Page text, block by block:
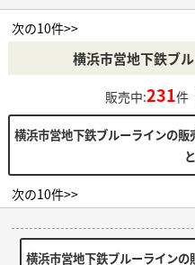
次の10件>>
横浜市営地下鉄ブ
販売中:231件
横浜市営地下鉄ブルーラインの
次の10件>>
横浜市営地下鉄ブルーライン